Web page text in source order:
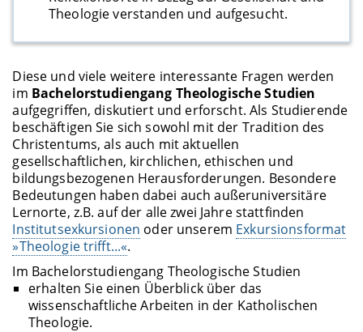
Theologie verstanden und aufgesucht.
Diese und viele weitere interessante Fragen werden
im Bachelorstudiengang Theologische Studien
aufgegriffen, diskutiert und erforscht. Als Studierende
beschäftigen Sie sich sowohl mit der Tradition des
Christentums, als auch mit aktuellen
gesellschaftlichen, kirchlichen, ethischen und
bildungsbezogenen Herausforderungen. Besondere
Bedeutungen haben dabei auch außeruniversitäre
Lernorte, z.B. auf der alle zwei Jahre stattfinden
Institutsexkursionen oder unserem Exkursionsformat
»Theologie trifft...«.
Im Bachelorstudiengang Theologische Studien
erhalten Sie einen Überblick über das
wissenschaftliche Arbeiten in der Katholischen
Theologie.